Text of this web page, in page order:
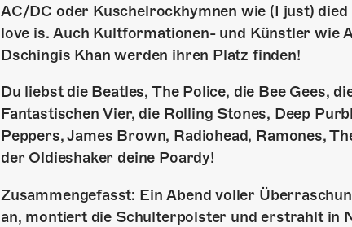
AC/DC oder Kuschelrockhymnen wie (I just)
love is. Auch Kultformationen- und Künstler wie
Dschingis Khan werden ihren Platz finden!
Du liebst die Beatles, The Police, die Bee Gees,
Fantastischen Vier, die Rolling Stones, Deep
Peppers, James Brown, Radiohead, Ramones,
der Oldieshaker deine Poardy!
Zusammengefasst: Ein Abend voller
an, montiert die Schulterpolster und erstrahlt in